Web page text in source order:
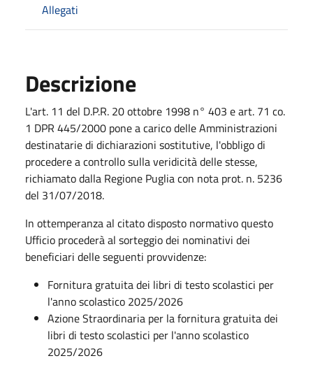
Allegati
Descrizione
L'art. 11 del D.P.R. 20 ottobre 1998 n° 403 e art. 71 co.
1 DPR 445/2000 pone a carico delle Amministrazioni
destinatarie di dichiarazioni sostitutive, l'obbligo di
procedere a controllo sulla veridicità delle stesse,
richiamato dalla Regione Puglia con nota prot. n. 5236
del 31/07/2018.
In ottemperanza al citato disposto normativo questo
Ufficio procederà al sorteggio dei nominativi dei
beneficiari delle seguenti provvidenze:
Fornitura gratuita dei libri di testo scolastici per
l'anno scolastico 2025/2026
Azione Straordinaria per la fornitura gratuita dei
libri di testo scolastici per l'anno scolastico
2025/2026